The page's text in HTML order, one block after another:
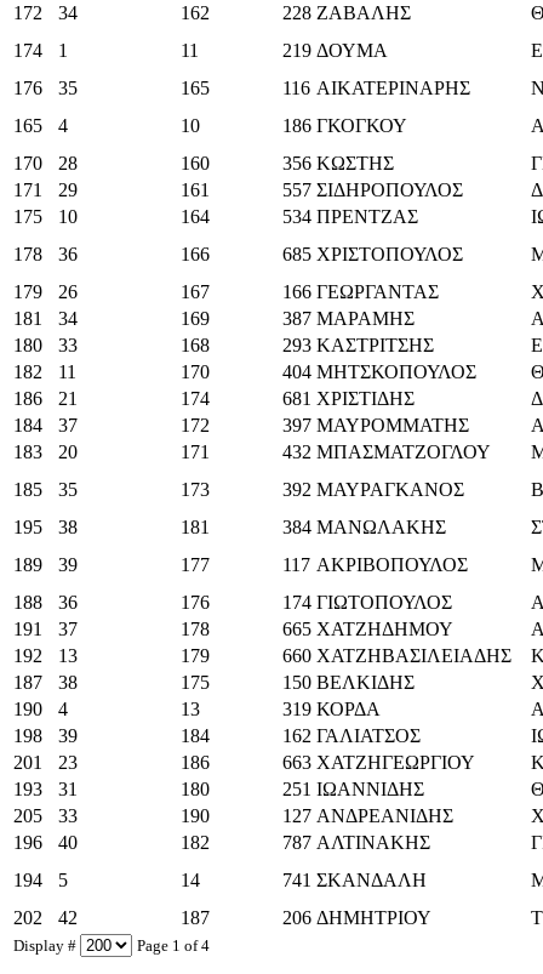
Display # Page 1 of 4
172
34 162 228 ΖΑΒΑΛΗΣ
174
1 11 219 ΔΟΥΜΑ
176
35 165 116 ΑΙΚΑΤΕΡΙΝΑΡΗΣ
165
4 10 186 ΓΚΟΓΚΟΥ
170
28 160 356 ΚΩΣΤΗΣ
171
29 161 557 ΣΙΔΗΡΟΠΟΥΛΟΣ
175
10 164 534 ΠΡΕΝΤΖΑΣ
178
36 166 685 ΧΡΙΣΤΟΠΟΥΛΟΣ
179
26 167 166 ΓΕΩΡΓΑΝΤΑΣ
181
34 169 387 ΜΑΡΑΜΗΣ
180
33 168 293 ΚΑΣΤΡΙΤΣΗΣ
182
11 170 404 ΜΗΤΣΚΟΠΟΥΛΟΣ
186
21 174 681 ΧΡΙΣΤΙΔΗΣ
184
37 172 397 ΜΑΥΡΟΜΜΑΤΗΣ
183
20 171 432 ΜΠΑΣΜΑΤΖΟΓΛΟΥ
185
35 173 392 ΜΑΥΡΑΓΚΑΝΟΣ
195
38 181 384 ΜΑΝΩΛΑΚΗΣ
189
39 177 117 ΑΚΡΙΒΟΠΟΥΛΟΣ
188
36 176 174 ΓΙΩΤΟΠΟΥΛΟΣ
191
37 178 665 ΧΑΤΖΗΔΗΜΟΥ
192
13 179 660 ΧΑΤΖΗΒΑΣΙΛΕΙΑΔΗΣ
187
38 175 150 ΒΕΛΚΙΔΗΣ
190
4 13 319 ΚΟΡΔΑ
198
39 184 162 ΓΑΛΙΑΤΣΟΣ
201
23 186 663 ΧΑΤΖΗΓΕΩΡΓΙΟΥ
193
31 180 251 ΙΩΑΝΝΙΔΗΣ
205
33 190 127 ΑΝΔΡΕΑΝΙΔΗΣ
196
40 182 787 ΑΛΤΙΝΑΚΗΣ
194
5 14 741 ΣΚΑΝΔΑΛΗ
202
42 187 206 ΔΗΜΗΤΡΙΟΥ